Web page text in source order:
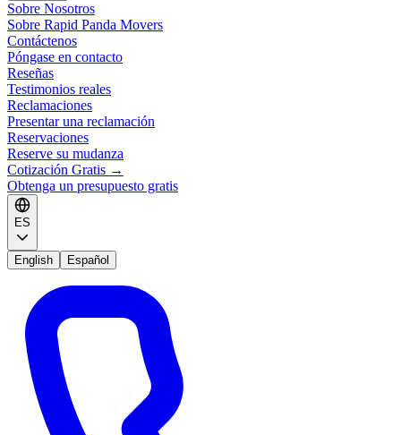
Sobre Nosotros
Sobre Rapid Panda Movers
Contáctenos
Póngase en contacto
Reseñas
Testimonios reales
Reclamaciones
Presentar una reclamación
Reservaciones
Reserve su mudanza
Cotización Gratis →
Obtenga un presupuesto gratis
ES
English Español